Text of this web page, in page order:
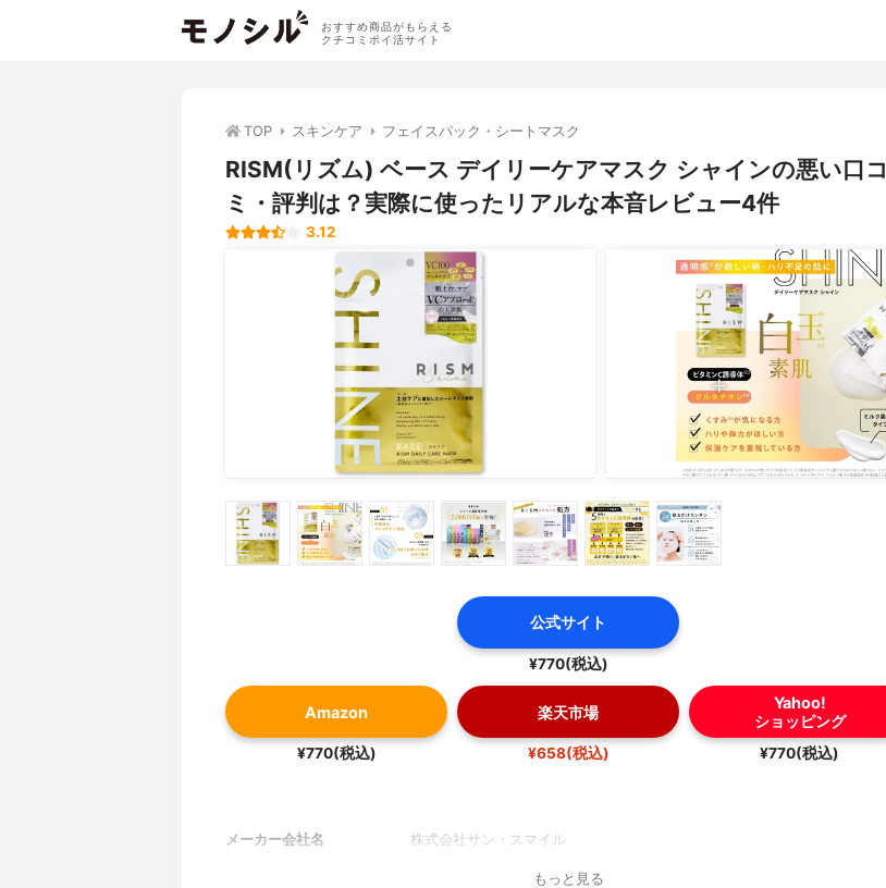
おすすめ商品がもらえる
クチコミポイ活サイト
TOP スキンケア フェイスパック・シートマスク
RISM(リズム) ベース デイリーケアマスク シャインの悪い口コ
ミ・評判は？実際に使ったリアルな本音レビュー4件
3.12
公式サイト
¥770(税込)
Amazon
¥770(税込)
楽天市場
¥658(税込)
Yahoo!
ショッピング
¥770(税込)
メーカー会社名 株式会社サン・スマイル
もっと見る